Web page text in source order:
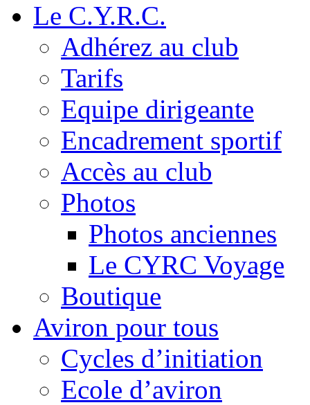
Le C.Y.R.C.
Adhérez au club
Tarifs
Equipe dirigeante
Encadrement sportif
Accès au club
Photos
Photos anciennes
Le CYRC Voyage
Boutique
Aviron pour tous
Cycles d’initiation
Ecole d’aviron